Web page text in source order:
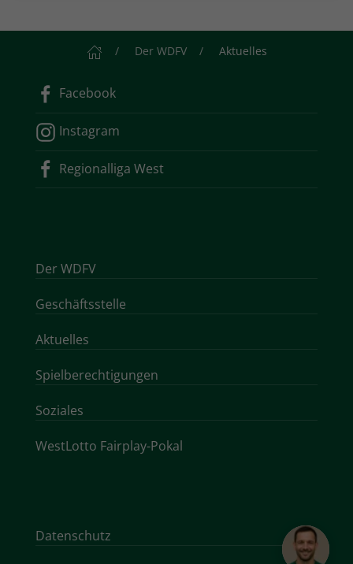
StartseiteDer WDFV Aktuelles
Facebook
Instagram
Regionalliga West
Der WDFV
Geschäftsstelle
Aktuelles
Spielberechtigungen
Soziales
WestLotto Fairplay-Pokal
Datenschutz